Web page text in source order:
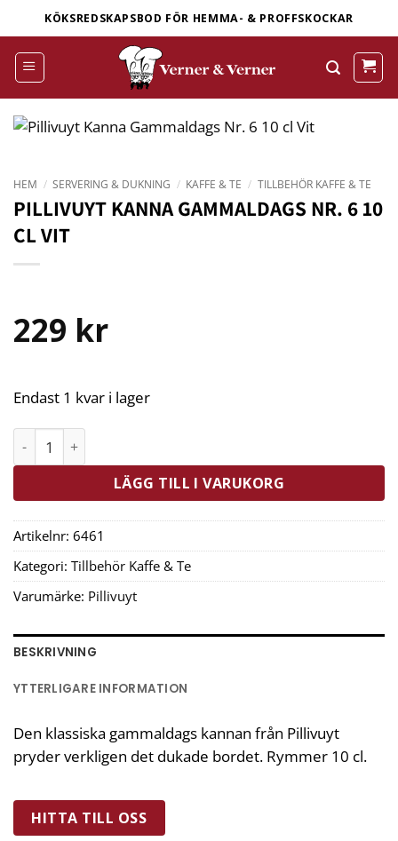
to
content
KÖKSREDSKAPSBOD FÖR HEMMA- & PROFFSKOCKAR
HEM / SERVERING & DUKNING / KAFFE & TE / TILLBEHÖR KAFFE & TE
PILLIVUYT KANNA GAMMALDAGS NR. 6 10
CL VIT
229 kr
Endast 1 kvar i lager
LÄGG TILL I VARUKORG
Artikelnr: 6461
Kategori: Tillbehör Kaffe & Te
Varumärke: Pillivuyt
BESKRIVNING
YTTERLIGARE INFORMATION
Den klassiska gammaldags kannan från Pillivuyt
pryder verkligen det dukade bordet. Rymmer 10 cl.
HITTA TILL OSS